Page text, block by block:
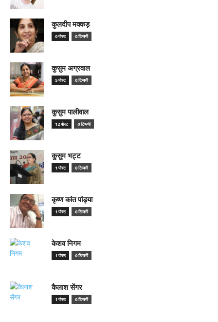
कुलदीप मक्कड़
0 पोस्ट 0 टिप्पणी
कुसुम अग्रवाल
5 पोस्ट 0 टिप्पणी
कुसुम पालीवाल
12 पोस्ट 0 टिप्पणी
कुसुम भट्ट
1 पोस्ट 0 टिप्पणी
कृष्ण कांत पांड्या
1 पोस्ट 0 टिप्पणी
केशव निगम
1 पोस्ट 0 टिप्पणी
कैलाश सेंगर
1 पोस्ट 0 टिप्पणी